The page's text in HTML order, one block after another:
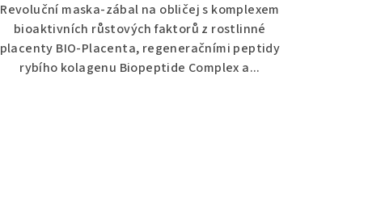
Revoluční maska-zábal na obličej s komplexem
bioaktivních růstových faktorů z rostlinné
placenty BIO-Placenta, regeneračními peptidy
rybího kolagenu Biopeptide Complex a...